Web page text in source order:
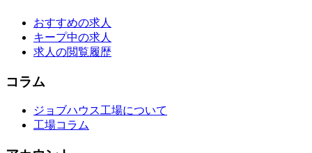
おすすめの求人
キープ中の求人
求人の閲覧履歴
コラム
ジョブハウス工場について
工場コラム